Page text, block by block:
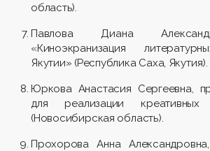
область).
Павлова Диана
«Киноэкранизация
Якутии» (Республика Саха, Якутия).
Юркова Анастасия Сергеевна,
для реализации
(Новосибирская область).
Прохорова Анна